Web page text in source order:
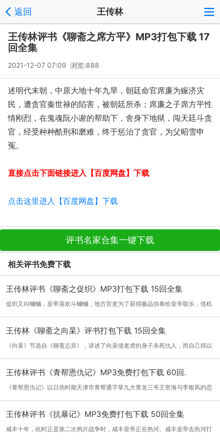
返回 王传林
王传林评书《聊斋之席方平》MP3打包下载 17
回全集
2021-12-07 07:09 浏览:888
述明代末朝，中原大地十年九旱，朝廷命官席廉为赈济灾
民，遭贪官秦世禄的陷害，被朝廷所杀；席廉之子席方平性
情刚烈，在鬼魂阮小谢的帮助下，舍身下地狱，闯天廷斗贪
官，经受种种酷刑和磨难，终于惩治了贪官，为父昭雪申
冤。
直接点击下面链接进入【百度网盘】下载
点击这里进入【百度网盘】下载
评书名家合集一键下载
相关评书免费下载
王传林评书《聊斋之促织》MP3打包下载 15回全集
促织又叫蛐蛐，皇帝喜欢斗蛐蛐，地方官吏为了获得极品供奉给皇帝取乐，借机
媚上邀...[详细]
王传林《聊斋之向杲》评书打包下载 15回全集
《向杲》节选自《聊斋志异》，讲述了向杲借老虎的身子杀死仇人，而自己得以
活命的...[详细]
王传林评书《青帮恩仇记》MP3免费打包下载 60回.
《青帮恩仇记》以日伪时期天津市青帮通字辈九大青龙三爷王世海与李银凤的恋
情为主...[详细]
王传林评书《抗暴记》MP3免费打包下载 50回全集
咸丰十年，此时正是第二次鸦片战争时，咸丰皇帝正在热河。咸丰皇帝去热河打